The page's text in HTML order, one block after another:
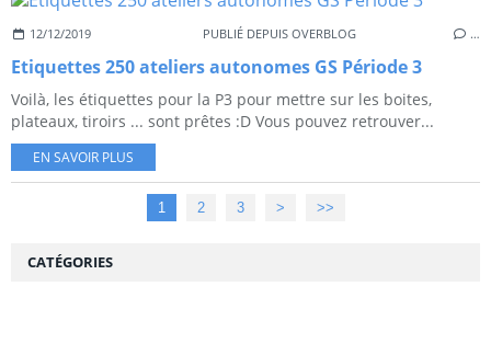
12/12/2019 PUBLIÉ DEPUIS OVERBLOG …
Etiquettes 250 ateliers autonomes GS Période 3
Voilà, les étiquettes pour la P3 pour mettre sur les boites,
plateaux, tiroirs ... sont prêtes :D Vous pouvez retrouver...
EN SAVOIR PLUS
1 2 3 > >>
CATÉGORIES